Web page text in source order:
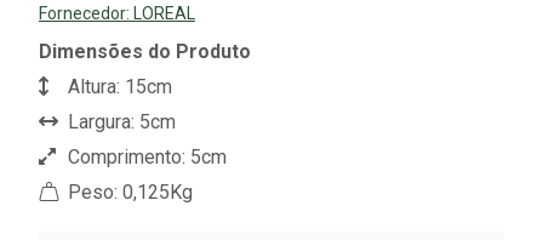
Fornecedor:
LOREAL
Dimensões do Produto
Altura: 15cm
Largura: 5cm
Comprimento: 5cm
Peso: 0,125Kg